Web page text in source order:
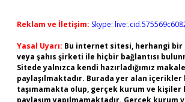
Reklam ve İletişim: Skype:
Yasal Uyarı: Bu internet sitesi, herhangi bir
veya şahıs şirketi ile hiçbir bağlantısı
Sitede yalnızca kendi hazırladığımız
paylaşılmaktadır. Burada yer alan
taşımamakta olup, gerçek kurum ve kişiler
paylaşım yapılmamaktadır. Gerçek kurum